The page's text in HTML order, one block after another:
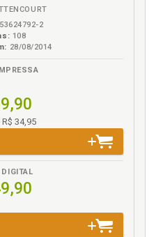
2
108
28/08/2014
34,95
DIGITAL